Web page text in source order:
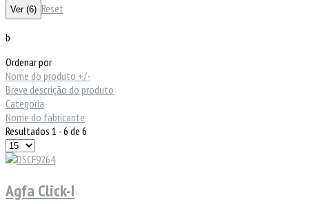
Reset
b
Ordenar por
Nome do produto +/-
Breve descrição do produto
Categoria
Nome do fabricante
Resultados 1 - 6 de 6
Agfa Click-I